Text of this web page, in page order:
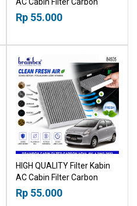
Toyota Avanza Daihatsu
Xenia 2012-2021 18518030
Rp 55.000
HIGH QUALITY Filter Kabin
AC Cabin Filter Carbon
Toyota Agya Daihatsu Ayla
2012-2022 18518030
Rp 55.000